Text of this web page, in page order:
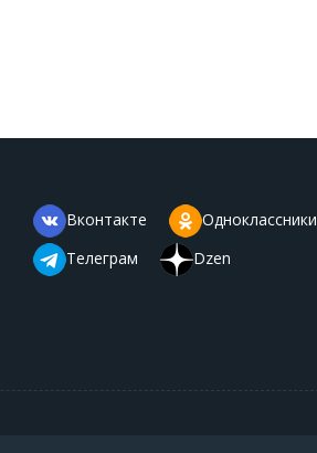
Вконтакте
Одноклассники
Телеграм
Dzen